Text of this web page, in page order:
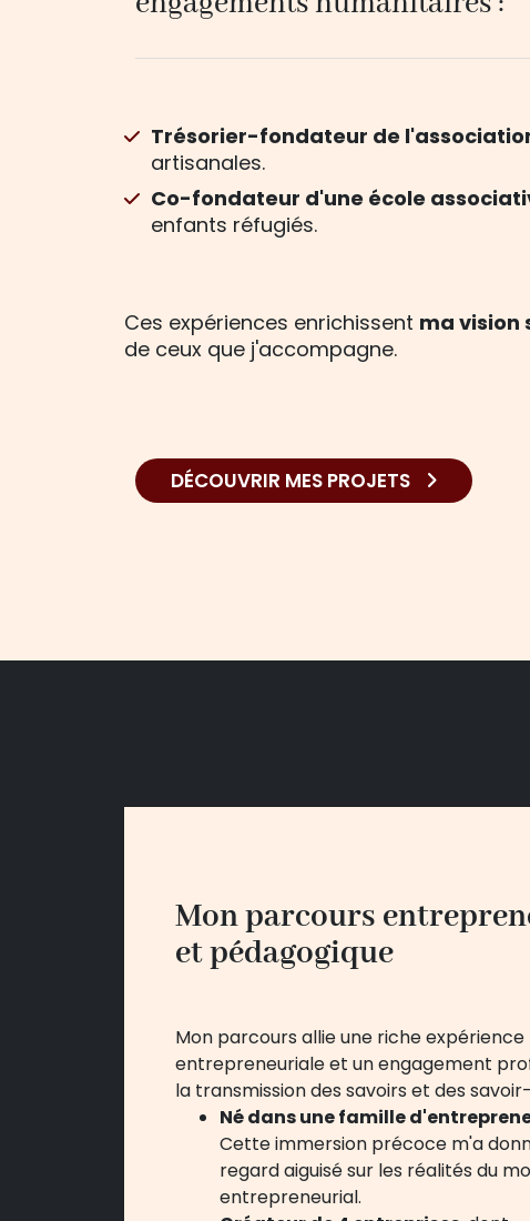
Trésorier-fondateur de
artisanales.
Co-fondateur d'une école
enfants réfugiés.
Ces expériences enrichissent ma vision
de ceux que j'accompagne.
DÉCOUVRIR MES PROJETS
Mon parcours
et pédagogique
Mon parcours allie une riche expérience
entrepreneuriale et un engagement
la transmission des savoirs et des
Né dans une famille
Cette immersion précoce m'a
regard aiguisé sur les réalités du
entrepreneurial.